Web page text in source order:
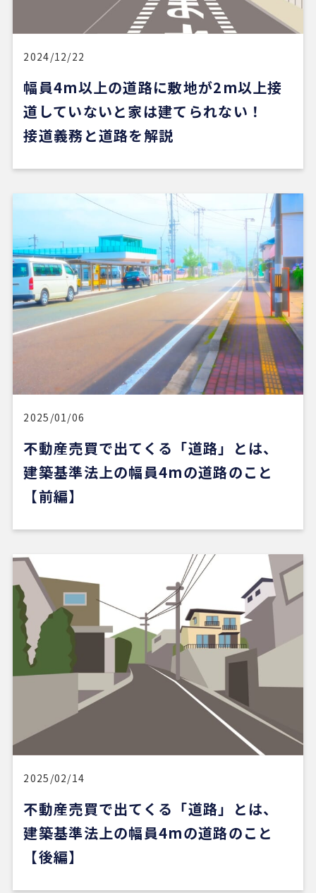
すいのがよかったです。
一方で、自分が望む物件像がまだ明確でない人や、
うまく検索できない人にとっては、REDSだけで良
い物件に出会うのは少し難しいかもしれません。
ただ、そういう場合でも、結局は良い不動産会社や
くいと思います。
安い買い物ではないので、まずは自分でもいろいろ
ってから動くのが大切だと感じました。
担当の山崎一さん対応がスムーズで、とても安心感
がありました。こちらが気になることや質問にも毎
回正確に答えていただけただけでなく、自分では気
づいていなかった点まで補足して教えてくださり、
終始安心してお任せできました。
5 か月前
新しい自宅の購入でお世話になりました。仲介手数
料が無料だったのが素晴らしいです。担当の方（中
石さん）の知識も豊富で、返事も迅速、物件購入に
際してゴリ押しもなく、気になる物件についてフラ
た。おすすめです。
※Google口コミより他の口コミを見る
2024/12/22
幅員4m以上の道路に敷地が2m以上接
道していないと家は建てられない！
接道義務と道路を解説
2025/01/06
不動産売買で出てくる「道路」とは、
建築基準法上の幅員4mの道路のこと
【前編】
2025/02/14
不動産売買で出てくる「道路」とは、
建築基準法上の幅員4mの道路のこと
【後編】